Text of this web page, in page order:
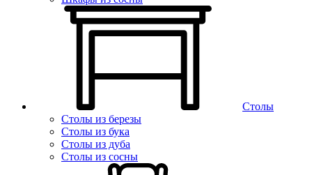
Столы
Столы из березы
Столы из бука
Столы из дуба
Столы из сосны